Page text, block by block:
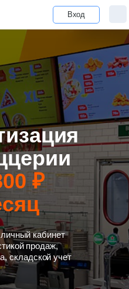
Вход
кабинет
продаж,
складской учет
₽